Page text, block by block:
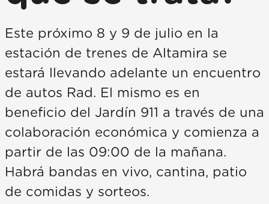
Este próximo 8 y 9 de julio en la
estación de trenes de Altamira se
estará llevando adelante un encuentro
de autos Rad. El mismo es en
beneficio del Jardín 911 a través de una
colaboración económica y comienza a
partir de las 09:00 de la mañana.
Habrá bandas en vivo, cantina, patio
de comidas y sorteos.